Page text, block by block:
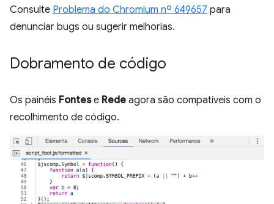
Consulte Problema do Chromium nº 649657 para
denunciar bugs ou sugerir melhorias.
Dobramento de código
Os painéis Fontese Rede agora são compatíveis com o
recolhimento de código.